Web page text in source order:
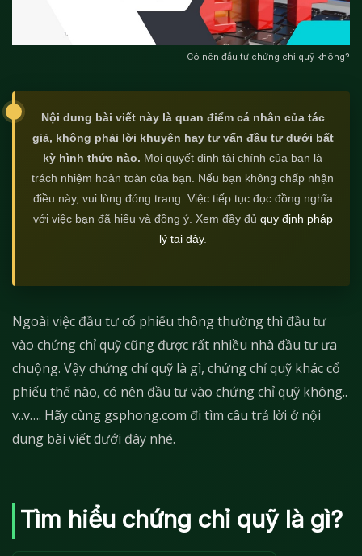
Có nên đầu tư chứng chỉ quỹ không?
Nội dung bài viết này là quan điểm cá nhân của tác
giả, không phải lời khuyên hay tư vấn đầu tư dưới bất
kỳ hình thức nào. Mọi quyết định tài chính của bạn là
trách nhiệm hoàn toàn của bạn. Nếu bạn không chấp nhận
điều này, vui lòng đóng trang. Việc tiếp tục đọc đồng nghĩa
với việc bạn đã hiểu và đồng ý. Xem đầy đủ quy định pháp
lý tại đây.
Ngoài việc đầu tư cổ phiếu thông thường thì đầu tư
vào chứng chỉ quỹ cũng được rất nhiều nhà đầu tư ưa
chuộng. Vậy chứng chỉ quỹ là gì, chứng chỉ quỹ khác cổ
phiếu thế nào, có nên đầu tư vào chứng chỉ quỹ không..
v..v…. Hãy cùng gsphong.com đi tìm câu trả lời ở nội
dung bài viết dưới đây nhé.
Tìm hiểu chứng chỉ quỹ là gì?